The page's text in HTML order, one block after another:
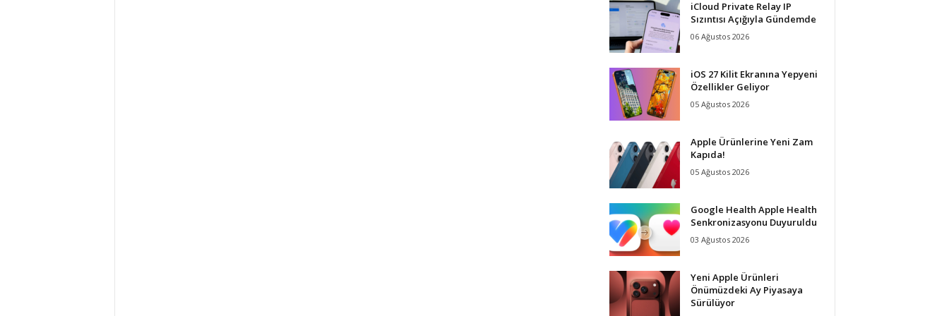
iCloud Private Relay IP
Sızıntısı Açığıyla Gündemde
06 Ağustos 2026
iOS 27 Kilit Ekranına Yepyeni
Özellikler Geliyor
05 Ağustos 2026
Apple Ürünlerine Yeni Zam
Kapıda!
05 Ağustos 2026
Google Health Apple Health
Senkronizasyonu Duyuruldu
03 Ağustos 2026
Yeni Apple Ürünleri
Önümüzdeki Ay Piyasaya
Sürülüyor